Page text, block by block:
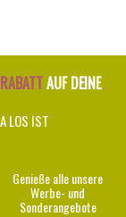
AUF DEINE
LOS IST
Genieße alle unsere
Werbe- und
Sonderangebote